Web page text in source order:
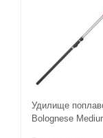
Удилище
Bolognese